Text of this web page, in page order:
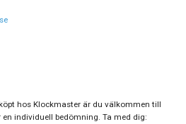
hos Klockmaster är du välkommen till
individuell bedömning. Ta med dig: